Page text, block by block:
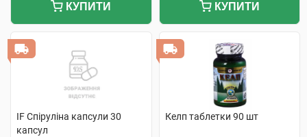
КУПИТИ КУПИТИ
IF Спіруліна капсули 30
капсул
Келп таблетки 90 шт